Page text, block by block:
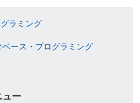
ラミング
ース・プログラミング
ュー